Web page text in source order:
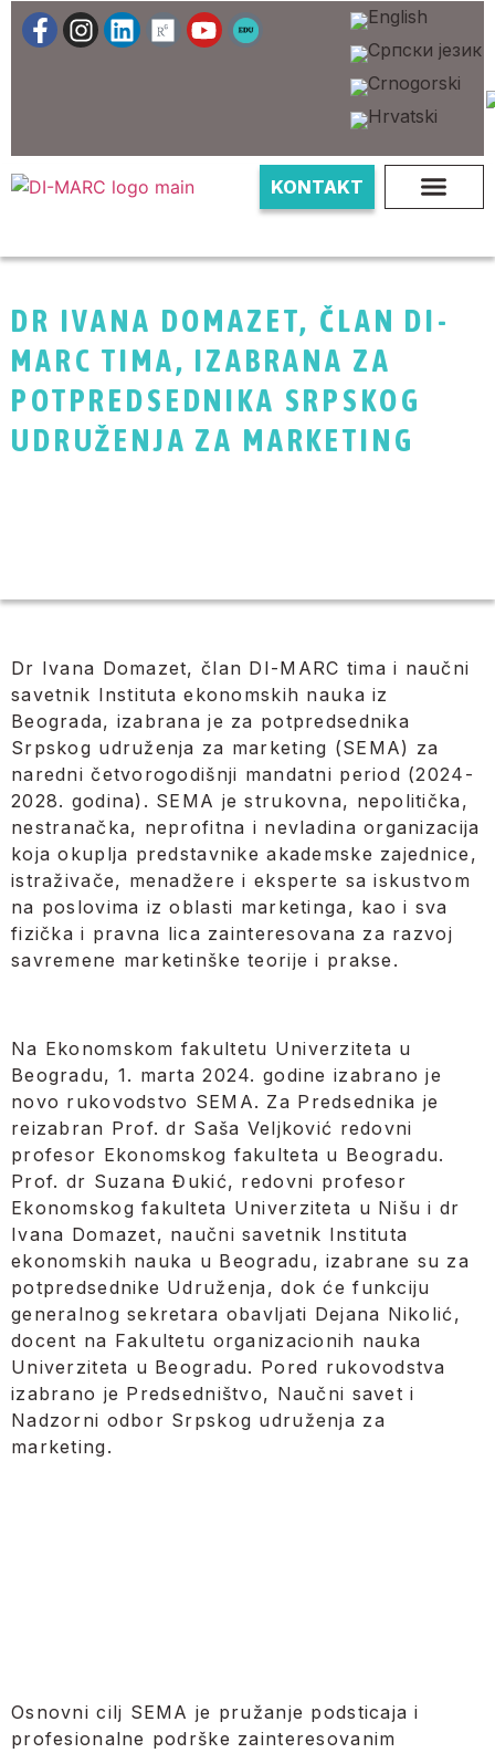
KONTAKT
DR IVANA DOMAZET, ČLAN DI-
MARC TIMA, IZABRANA ZA
POTPREDSEDNIKA SRPSKOG
UDRUŽENJA ZA MARKETING
Dr Ivana Domazet, član DI-MARC tima i naučni
savetnik Instituta ekonomskih nauka iz
Beograda, izabrana je za potpredsednika
Srpskog udruženja za marketing (SEMA) za
naredni četvorogodišnji mandatni period (2024-
2028. godina). SEMA je strukovna, nepolitička,
nestranačka, neprofitna i nevladina organizacija
koja okuplja predstavnike akademske zajednice,
istraživače, menadžere i eksperte sa iskustvom
na poslovima iz oblasti marketinga, kao i sva
fizička i pravna lica zainteresovana za razvoj
savremene marketinške teorije i prakse.
Na Ekonomskom fakultetu Univerziteta u
Beogradu, 1. marta 2024. godine izabrano je
novo rukovodstvo SEMA. Za Predsednika je
reizabran Prof. dr Saša Veljković redovni
profesor Ekonomskog fakulteta u Beogradu.
Prof. dr Suzana Đukić, redovni profesor
Ekonomskog fakulteta Univerziteta u Nišu i dr
Ivana Domazet, naučni savetnik Instituta
ekonomskih nauka u Beogradu, izabrane su za
potpredsednike Udruženja, dok će funkciju
generalnog sekretara obavljati Dejana Nikolić,
docent na Fakultetu organizacionih nauka
Univerziteta u Beogradu. Pored rukovodstva
izabrano je Predsedništvo, Naučni savet i
Nadzorni odbor Srpskog udruženja za
marketing.
Osnovni cilj SEMA je pružanje podsticaja i
profesionalne podrške zainteresovanim